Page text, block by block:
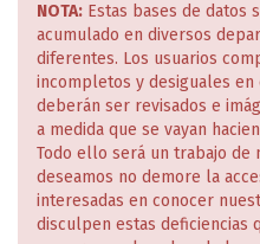
NOTA: Estas bases de datos
acumulado en diversos
diferentes. Los usuarios
incompletos y desiguales en
deberán ser revisados e
a medida que se vayan
Todo ello será un trabajo de
deseamos no demore la
interesadas en conocer
disculpen estas deficiencias